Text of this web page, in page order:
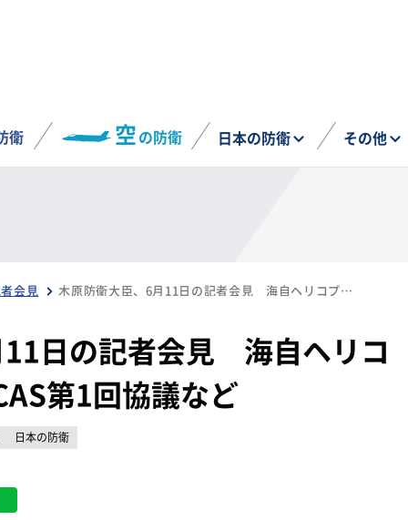
衛 空の防衛 日本の防衛 その他
会見 木原防衛大臣、6月11日の記者会見 海自ヘリコプターの墜落、DICAS第1回協議など
日の記者会見 海自ヘリコ
第1回協議など
日本の防衛